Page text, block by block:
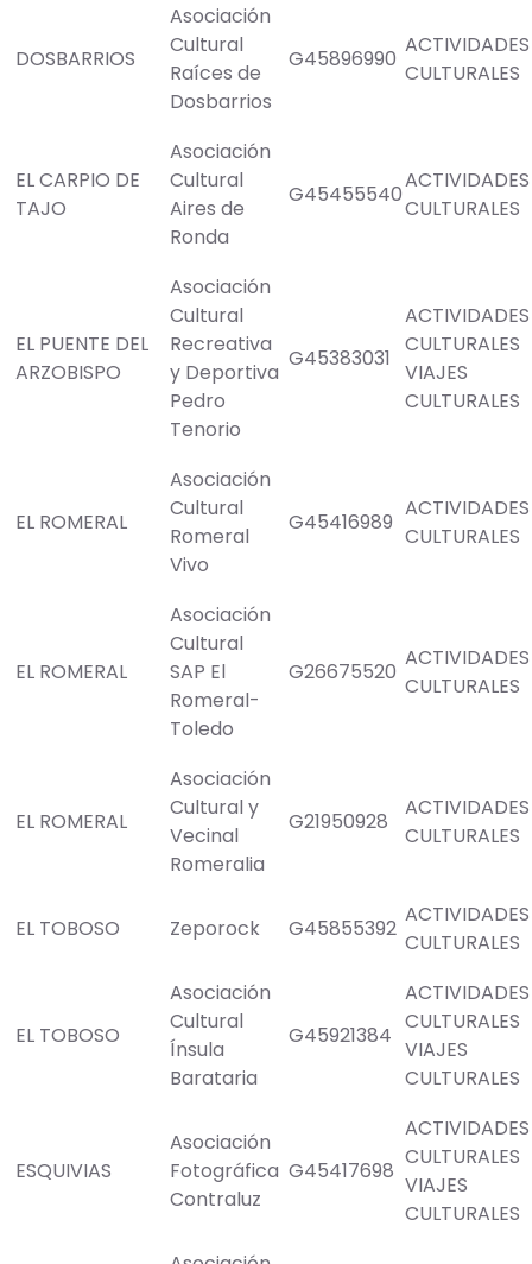
DOSBARRIOS
Asociación
Cultural
Raíces de
Dosbarrios
G45896990
ACTIVIDADES
CULTURALES
EL CARPIO DE
TAJO
Asociación
Cultural
Aires de
Ronda
G45455540
ACTIVIDADES
CULTURALES
EL PUENTE DEL
ARZOBISPO
Asociación
Cultural
Recreativa
y Deportiva
Pedro
Tenorio
G45383031
ACTIVIDADES
CULTURALES
VIAJES
CULTURALES
EL ROMERAL
Asociación
Cultural
Romeral
Vivo
G45416989
ACTIVIDADES
CULTURALES
EL ROMERAL
Asociación
Cultural
SAP El
Romeral-
Toledo
G26675520
ACTIVIDADES
CULTURALES
EL ROMERAL
Asociación
Cultural y
Vecinal
Romeralia
G21950928
ACTIVIDADES
CULTURALES
EL TOBOSO Zeporock G45855392
ACTIVIDADES
CULTURALES
EL TOBOSO
Asociación
Cultural
Ínsula
Barataria
G45921384
ACTIVIDADES
CULTURALES
VIAJES
CULTURALES
ESQUIVIAS
Asociación
Fotográfica
Contraluz
G45417698
ACTIVIDADES
CULTURALES
VIAJES
CULTURALES